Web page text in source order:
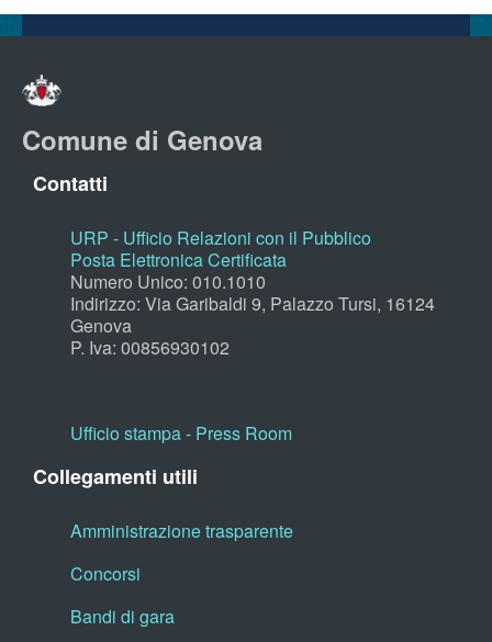
Comune di Genova
Contatti
URP - Ufficio Relazioni con il Pubblico
Posta Elettronica Certificata
Numero Unico: 010.1010
Indirizzo: Via Garibaldi 9, Palazzo Tursi, 16124
Genova
P. Iva: 00856930102
Ufficio stampa - Press Room
Collegamenti utili
Amministrazione trasparente
Concorsi
Bandi di gara